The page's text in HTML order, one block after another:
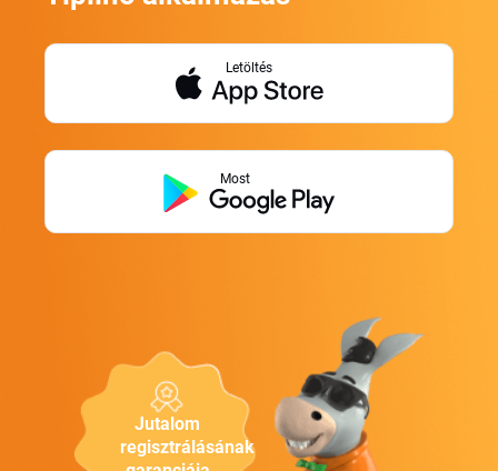
Jutalom
regisztrálásának
Letöltés
Most